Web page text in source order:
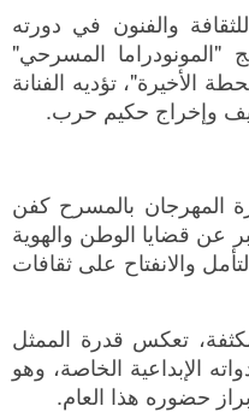
والفنون في دورته
"المونودراما المسرحي"
الأخيرة"، تؤديه الفنانة
وإخراج حكيم حرب.
المهرجان بالمسرح كفن
عن قضايا الوطن والهوية
والانفتاح على ثقافات
تعكس قدرة الممثل
الإبداعية الخاصة، وهو
حضوره هذا العام.